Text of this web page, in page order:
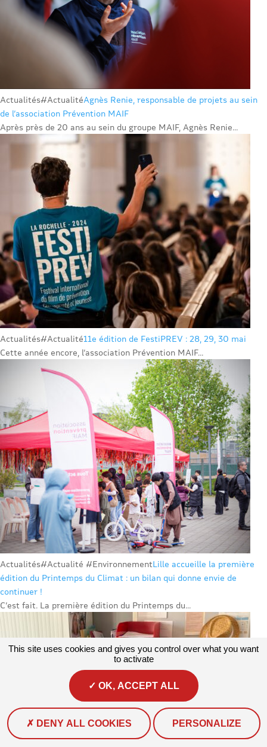
Actualités#ActualitéAgnès Renie, responsable de projets au sein
de l’association Prévention MAIF
Après près de 20 ans au sein du groupe MAIF, Agnès Renie...
Actualités#Actualité11e édition de FestiPREV : 28, 29, 30 mai
Cette année encore, l’association Prévention MAIF...
Actualités#Actualité #EnvironnementLille accueille la première
édition du Printemps du Climat : un bilan qui donne envie de
continuer !
C’est fait. La première édition du Printemps du...
This site uses cookies and gives you control over what you want
to activate
OK, ACCEPT ALL
DENY ALL COOKIES PERSONALIZE